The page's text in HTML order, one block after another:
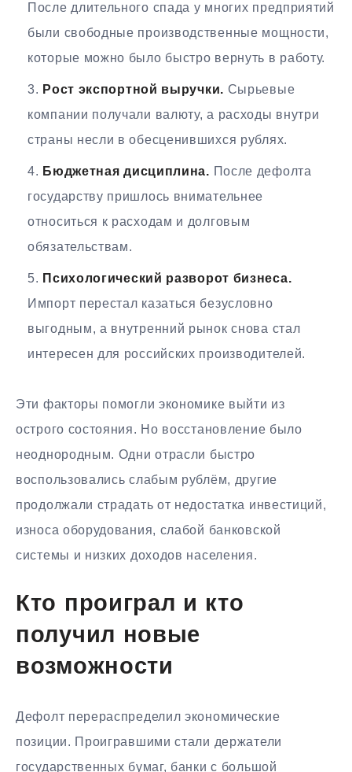
После длительного спада у многих предприятий
были свободные производственные мощности,
которые можно было быстро вернуть в работу.
Рост экспортной выручки. Сырьевые
компании получали валюту, а расходы внутри
страны несли в обесценившихся рублях.
Бюджетная дисциплина. После дефолта
государству пришлось внимательнее
относиться к расходам и долговым
обязательствам.
Психологический разворот бизнеса.
Импорт перестал казаться безусловно
выгодным, а внутренний рынок снова стал
интересен для российских производителей.
Эти факторы помогли экономике выйти из
острого состояния. Но восстановление было
неоднородным. Одни отрасли быстро
воспользовались слабым рублём, другие
продолжали страдать от недостатка инвестиций,
износа оборудования, слабой банковской
системы и низких доходов населения.
Кто проиграл и кто
получил новые
возможности
Дефолт перераспределил экономические
позиции. Проигравшими стали держатели
государственных бумаг, банки с большой